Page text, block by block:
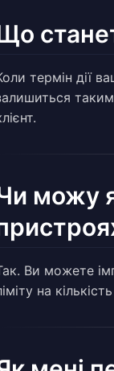
термін дії
можу
Ви можете
на